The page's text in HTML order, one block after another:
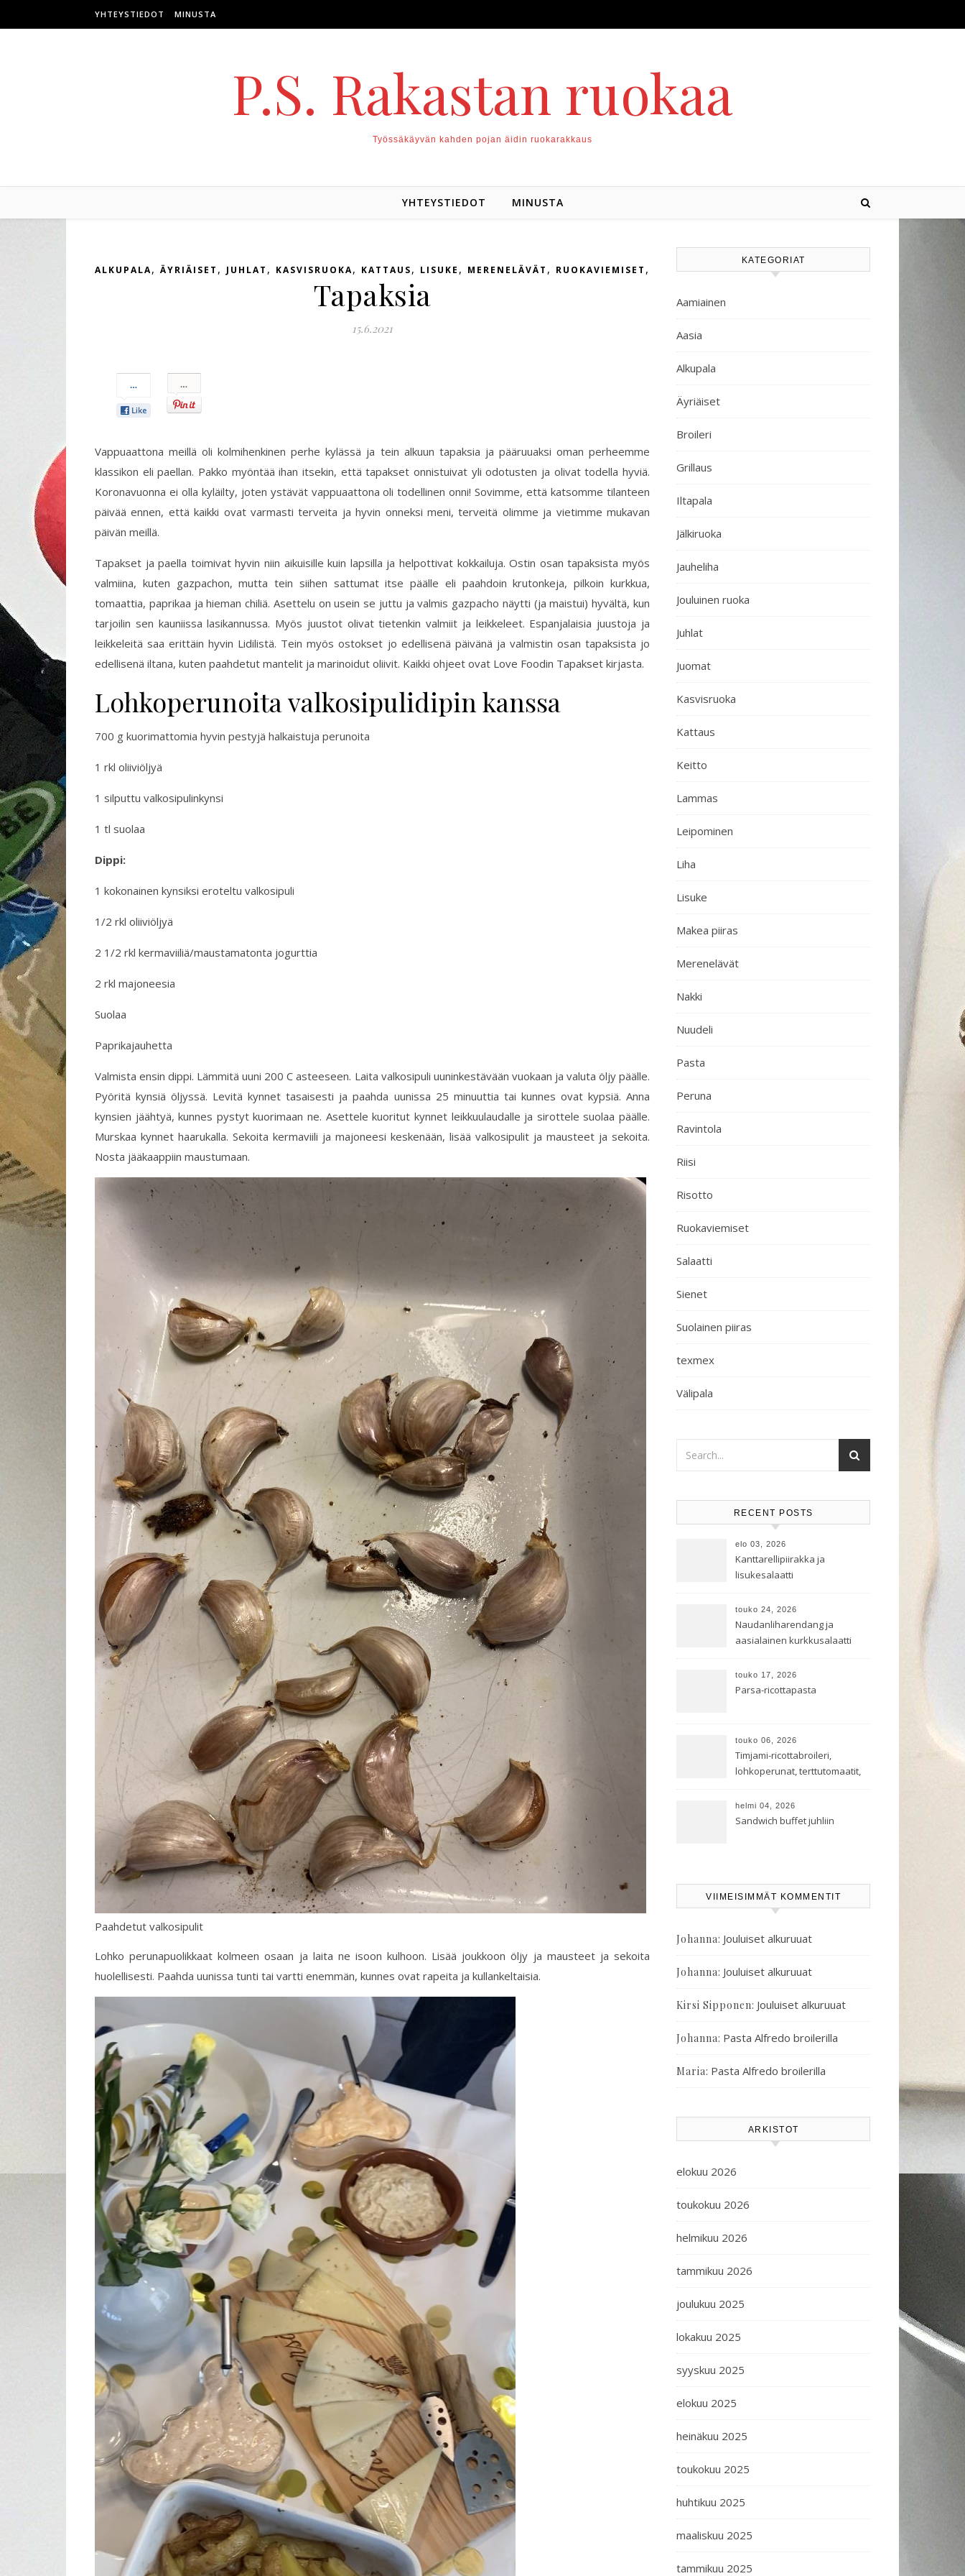
YHTEYSTIEDOT MINUSTA
P.S. Rakastan ruokaa
Työssäkäyvän kahden pojan äidin ruokarakkaus
YHTEYSTIEDOT MINUSTA
ALKUPALA, ÄYRIÄISET , JUHLAT , KASVISRUOKA, KATTAUS, LISUKE , MERENELÄVÄT , RUOKAVIEMISET , SIENET
Tapaksia
15.6.2021
It!
Vappuaattona meillä oli kolmihenkinen perhe kylässä ja tein alkuun tapaksia ja pääruuaksi oman perheemme
klassikon eli paellan. Pakko myöntää ihan itsekin, että tapakset onnistuivat yli odotusten ja olivat todella hyviä.
Koronavuonna ei olla kyläilty, joten ystävät vappuaattona oli todellinen onni! Sovimme, että katsomme tilanteen
päivää ennen, että kaikki ovat varmasti terveita ja hyvin onneksi meni, terveitä olimme ja vietimme mukavan
päivän meillä.
Tapakset ja paella toimivat hyvin niin aikuisille kuin lapsilla ja helpottivat kokkailuja. Ostin osan tapaksista myös
valmiina, kuten gazpachon, mutta tein siihen sattumat itse päälle eli paahdoin krutonkeja, pilkoin kurkkua,
tomaattia, paprikaa ja hieman chiliä. Asettelu on usein se juttu ja valmis gazpacho näytti (ja maistui) hyvältä, kun
tarjoilin sen kauniissa lasikannussa. Myös juustot olivat tietenkin valmiit ja leikkeleet. Espanjalaisia juustoja ja
leikkeleitä saa erittäin hyvin Lidilistä. Tein myös ostokset jo edellisenä päivänä ja valmistin osan tapaksista jo
edellisenä iltana, kuten paahdetut mantelit ja marinoidut oliivit. Kaikki ohjeet ovat Love Foodin Tapakset kirjasta.
Lohkoperunoita valkosipulidipin kanssa
700 g kuorimattomia hyvin pestyjä halkaistuja perunoita
1 rkl oliiviöljyä
1 silputtu valkosipulinkynsi
1 tl suolaa
Dippi:
1 kokonainen kynsiksi eroteltu valkosipuli
1/2 rkl oliiviöljyä
2 1/2 rkl kermaviiliä/maustamatonta jogurttia
2 rkl majoneesia
Suolaa
Paprikajauhetta
Valmista ensin dippi. Lämmitä uuni 200 C asteeseen. Laita valkosipuli uuninkestävään vuokaan ja valuta öljy päälle.
Pyöritä kynsiä öljyssä. Levitä kynnet tasaisesti ja paahda uunissa 25 minuuttia tai kunnes ovat kypsiä. Anna
kynsien jäähtyä, kunnes pystyt kuorimaan ne. Asettele kuoritut kynnet leikkuulaudalle ja sirottele suolaa päälle.
Murskaa kynnet haarukalla. Sekoita kermaviili ja majoneesi keskenään, lisää valkosipulit ja mausteet ja sekoita.
Nosta jääkaappiin maustumaan.
Paahdetut valkosipulit
Lohko perunapuolikkaat kolmeen osaan ja laita ne isoon kulhoon. Lisää joukkoon öljy ja mausteet ja sekoita
huolellisesti. Paahda uunissa tunti tai vartti enemmän, kunnes ovat rapeita ja kullankeltaisia.
KATEGORIAT
Aamiainen
Aasia
Alkupala
Äyriäiset
Broileri
Grillaus
Iltapala
Jälkiruoka
Jauheliha
Jouluinen ruoka
Juhlat
Juomat
Kasvisruoka
Kattaus
Keitto
Lammas
Leipominen
Liha
Lisuke
Makea piiras
Merenelävät
Nakki
Nuudeli
Pasta
Peruna
Ravintola
Riisi
Risotto
Ruokaviemiset
Salaatti
Sienet
Suolainen piiras
texmex
Välipala
RECENT POSTS
elo 03, 2026
Kanttarellipiirakka ja
lisukesalaatti
touko 24, 2026
Naudanliharendang ja
aasialainen kurkkusalaatti
touko 17, 2026
Parsa-ricottapasta
touko 06, 2026
Timjami-ricottabroileri,
lohkoperunat, terttutomaatit,
salaatti
helmi 04, 2026
Sandwich buffet juhliin
VIIMEISIMMÄT KOMMENTIT
Johanna: Jouluiset alkuruuat
Johanna: Jouluiset alkuruuat
Kirsi Sipponen: Jouluiset alkuruuat
Johanna: Pasta Alfredo broilerilla
Maria: Pasta Alfredo broilerilla
ARKISTOT
elokuu 2026
toukokuu 2026
helmikuu 2026
tammikuu 2026
joulukuu 2025
lokakuu 2025
syyskuu 2025
elokuu 2025
heinäkuu 2025
toukokuu 2025
huhtikuu 2025
maaliskuu 2025
tammikuu 2025